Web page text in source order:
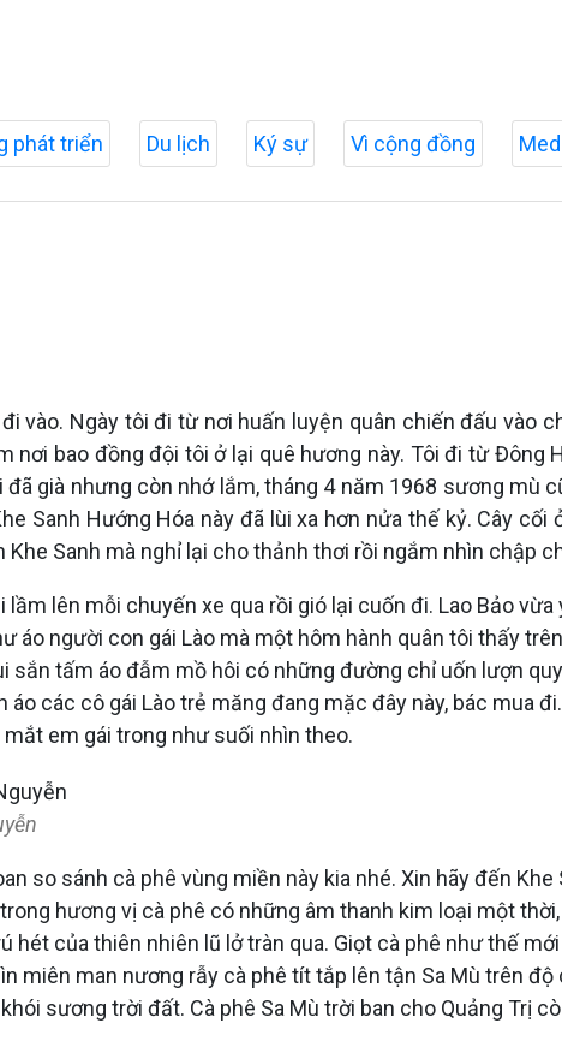
phát triển Du lịch Ký sự Vì cộng đồng
vào. Ngày tôi đi từ nơi huấn luyện quân chiến đấu vào
nơi bao đồng đội tôi ở lại quê hương này. Tôi đi từ
già nhưng còn nhớ lắm, tháng 4 năm 1968 sương mù
Sanh Hướng Hóa này đã lùi xa hơn nửa thế kỷ. Cây
Khe Sanh mà nghỉ lại cho thảnh thơi rồi ngắm nhìn
lên mỗi chuyến xe qua rồi gió lại cuốn đi. Lao Bảo
áo người con gái Lào mà một hôm hành quân tôi thấy
sắn tấm áo đẫm mồ hôi có những đường chỉ uốn lượn
áo các cô gái Lào trẻ măng đang mặc đây này, bác mua
em gái trong như suối nhìn theo.
so sánh cà phê vùng miền này kia nhé. Xin hãy đến
hương vị cà phê có những âm thanh kim loại một
hét của thiên nhiên lũ lở tràn qua. Giọt cà phê như thế
miên man nương rẫy cà phê tít tắp lên tận Sa Mù trên
sương trời đất. Cà phê Sa Mù trời ban cho Quảng Trị